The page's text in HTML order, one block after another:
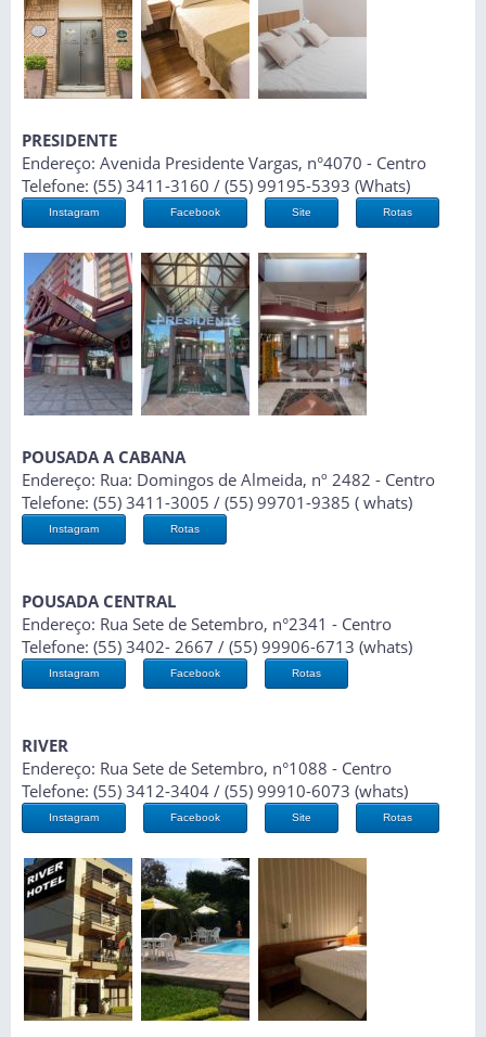
PRESIDENTE
Endereço: Avenida Presidente Vargas, n°4070 - Centro
Telefone: (55) 3411-3160 / (55) 99195-5393 (Whats)
Instagram Facebook Site Rotas
POUSADA A CABANA
Endereço: Rua: Domingos de Almeida, nº 2482 - Centro
Telefone: (55) 3411-3005 / (55) 99701-9385 ( whats)
Instagram Rotas
POUSADA CENTRAL
Endereço: Rua Sete de Setembro, n°2341 - Centro
Telefone: (55) 3402- 2667 / (55) 99906-6713 (whats)
Instagram Facebook Rotas
RIVER
Endereço: Rua Sete de Setembro, n°1088 - Centro
Telefone: (55) 3412-3404 / (55) 99910-6073 (whats)
Instagram Facebook Site Rotas